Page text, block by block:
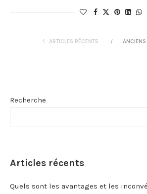
ARTICLES RÉCENTS ANCIENS
Recherche
Articles récents
Quels sont les avantages et les